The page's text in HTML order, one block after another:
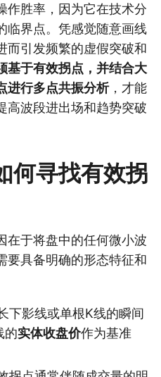
作胜率，因为它在技术分
临界点。凭感觉随意画线
而引发频繁的虚假突破和
基于有效拐点，并结合大
进行多点共振分析，才能
高波段进出场和趋势突破
何寻找有效拐
在于将盘中的任何微小波
要具备明确的形态特征和
下影线或单根K线的瞬间
的实体收盘价作为基准